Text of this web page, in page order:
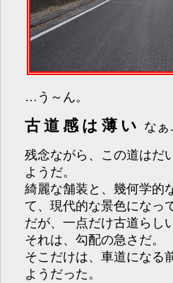
…う～ん。
古道感は薄い なぁ
残念ながら、この道はだ
ようだ。
綺麗な舗装と、幾何学的
て、現代的な景色になっ
だが、一点だけ古道らし
それは、勾配の急さだ。
そこだけは、車道になる
ようだった。